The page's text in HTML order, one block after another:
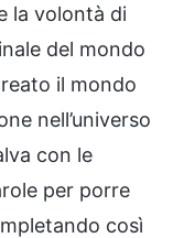
la volontà di
del mondo
il mondo
nell’universo
con le
per porre
così